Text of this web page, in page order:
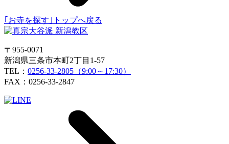
｢お寺を探す｣トップへ戻る
〒955-0071
新潟県三条市本町2丁目1-57
TEL： 0256-33-2805（9:00～17:30）
FAX：0256-33-2847